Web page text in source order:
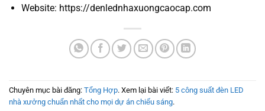
Website: https://denlednhaxuongcaocap.com
Chuyên mục bài đăng: Tổng Hợp. Xem lại bài viết: 5 công suất đèn LED
nhà xưởng chuẩn nhất cho mọi dự án chiếu sáng.